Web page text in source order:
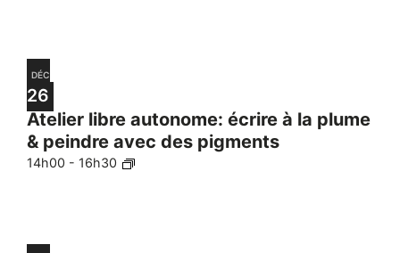
DÉC
26
Atelier libre autonome: écrire à la plume
& peindre avec des pigments
14h00 - 16h30